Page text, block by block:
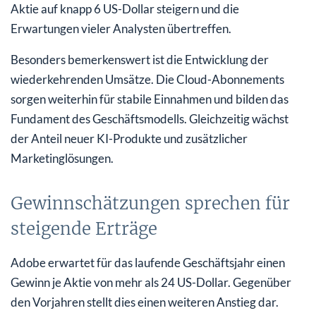
Aktie auf knapp 6 US-Dollar steigern und die
Erwartungen vieler Analysten übertreffen.
Besonders bemerkenswert ist die Entwicklung der
wiederkehrenden Umsätze. Die Cloud-Abonnements
sorgen weiterhin für stabile Einnahmen und bilden das
Fundament des Geschäftsmodells. Gleichzeitig wächst
der Anteil neuer KI-Produkte und zusätzlicher
Marketinglösungen.
Gewinnschätzungen sprechen für
steigende Erträge
Adobe erwartet für das laufende Geschäftsjahr einen
Gewinn je Aktie von mehr als 24 US-Dollar. Gegenüber
den Vorjahren stellt dies einen weiteren Anstieg dar.